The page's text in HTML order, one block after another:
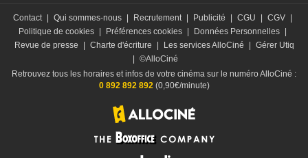
Contact Qui sommes-nous Recrutement Publicité CGU CGV
Politique de cookies
Préférences cookies Données Personnelles
Revue de presse
Charte d'écriture Les services AlloCiné
Gérer Utiq
©AlloCiné
Retrouvez tous les horaires et infos de votre cinéma sur le numéro AlloCiné :
0 892 892 892(0,90€/minute)